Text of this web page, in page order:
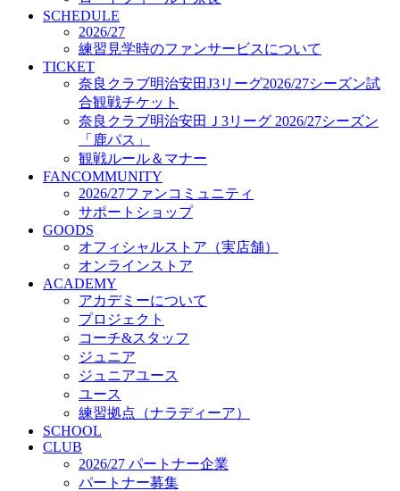
プロジェクト
コーチ&スタッフ
ジュニア
ジュニアユース
ユース
練習拠点（ナラディーア）
SCHOOL
2026/27 パートナー企業
パートナー募集
クラブ理念
クラブ情報
サステナビリティ
Web制作支援
応援プロジェクト
SCHEDULE
2026/27
練習見学時のファンサービスについて
TICKET
奈良クラブ明治安田J3リーグ2026/27シーズン試
合観戦チケット
奈良クラブ明治安田Ｊ3リーグ 2026/27シーズン
「鹿パス」
観戦ルール＆マナー
FANCOMMUNITY
2026/27ファンコミュニティ
サポートショップ
GOODS
オフィシャルストア（実店舗）
オンラインストア
ACADEMY
アカデミーについて
プロジェクト
コーチ&スタッフ
ジュニア
ジュニアユース
ユース
練習拠点（ナラディーア）
SCHOOL
CLUB
2026/27 パートナー企業
パートナー募集